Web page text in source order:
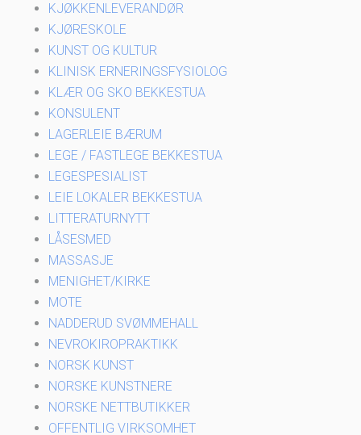
KJØKKENLEVERANDØR
KJØRESKOLE
KUNST OG KULTUR
KLINISK ERNERINGSFYSIOLOG
KLÆR OG SKO BEKKESTUA
KONSULENT
LAGERLEIE BÆRUM
LEGE / FASTLEGE BEKKESTUA
LEGESPESIALIST
LEIE LOKALER BEKKESTUA
LITTERATURNYTT
LÅSESMED
MASSASJE
MENIGHET/KIRKE
MOTE
NADDERUD SVØMMEHALL
NEVROKIROPRAKTIKK
NORSK KUNST
NORSKE KUNSTNERE
NORSKE NETTBUTIKKER
OFFENTLIG VIRKSOMHET